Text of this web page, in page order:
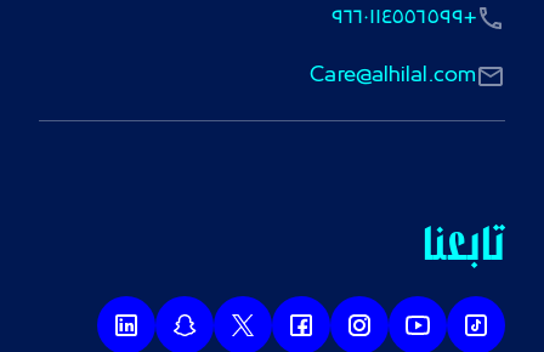
Care@alhilal.com
+٩٦٦٠١١٤٥٥٦٥٩٩
تابعنا